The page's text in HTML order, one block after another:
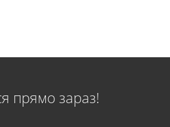
прямо зараз!